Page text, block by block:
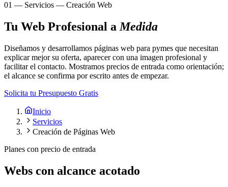
01 — Servicios — Creación Web
Tu Web Profesional a Medida
Diseñamos y desarrollamos páginas web para pymes que necesitan
explicar mejor su oferta, aparecer con una imagen profesional y
facilitar el contacto. Mostramos precios de entrada como orientación;
el alcance se confirma por escrito antes de empezar.
Solicita tu Presupuesto Gratis
Inicio
Servicios
Creación de Páginas Web
Planes con precio de entrada
Webs con alcance acotado